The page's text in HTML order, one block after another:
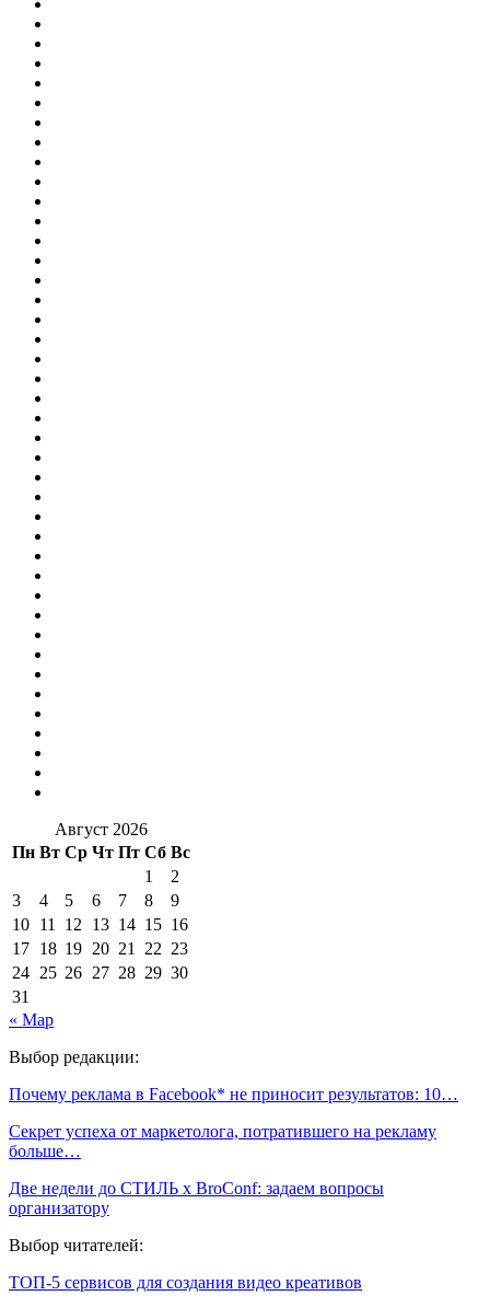
Август 2026
Пн Вт Ср Чт Пт Сб Вс
1
2
3
4 5 6 7 8
9
10 11 12 13 14 15 16
17 18 19 20 21 22 23
24 25 26 27 28 29 30
31
« Мар
Выбор редакции:
Почему реклама в Facebook* не приносит результатов: 10…
Секрет успеха от маркетолога, потратившего на рекламу
больше…
Две недели до СТИЛЬ х BroConf: задаем вопросы
организатору
Выбор читателей:
ТОП-5 сервисов для создания видео креативов